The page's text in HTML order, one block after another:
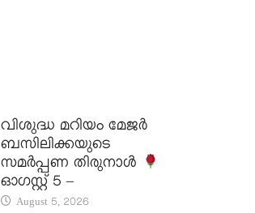
വിശുദ്ധ മറിയം മേജർ
ബസിലിക്കയുടെ
സമർപ്പണ തിരുനാൾ
ഓഗസ്റ്റ് 5 –
August 5, 2026